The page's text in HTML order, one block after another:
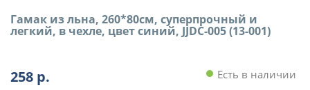
Гамак из льна, 260*80см, суперпрочный и
легкий, в чехле, цвет синий, JJDC-005 (13-001)
258 р. Есть в наличии